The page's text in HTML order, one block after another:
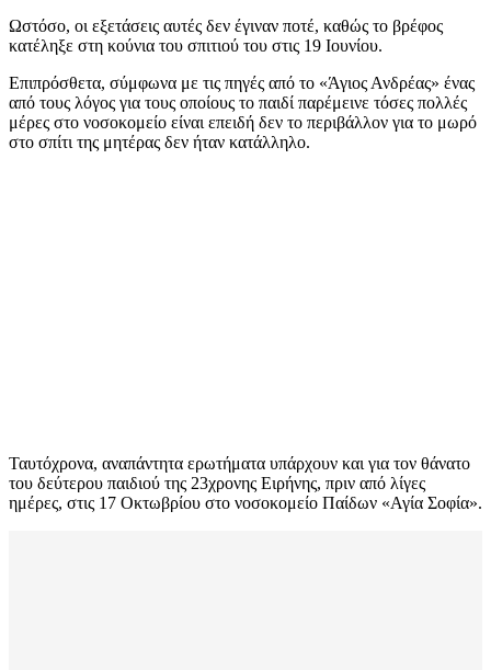
Ωστόσο, οι εξετάσεις αυτές δεν έγιναν ποτέ, καθώς το βρέφος
κατέληξε στη κούνια του σπιτιού του στις 19 Ιουνίου.
Επιπρόσθετα, σύμφωνα με τις πηγές από το «Άγιος Ανδρέας» ένας
από τους λόγος για τους οποίους το παιδί παρέμεινε τόσες πολλές
μέρες στο νοσοκομείο είναι επειδή δεν το περιβάλλον για το μωρό
στο σπίτι της μητέρας δεν ήταν κατάλληλο.
Ταυτόχρονα, αναπάντητα ερωτήματα υπάρχουν και για τον θάνατο
του δεύτερου παιδιού της 23χρονης Ειρήνης, πριν από λίγες
ημέρες, στις 17 Οκτωβρίου στο νοσοκομείο Παίδων «Αγία Σοφία».